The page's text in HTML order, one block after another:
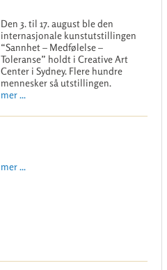
Den 3. til 17. august ble den
internasjonale kunstutstillingen
“Sannhet – Medfølelse –
Toleranse” holdt i Creative Art
Center i Sydney. Flere hundre
mennesker så utstillingen.
mer ...
mer ...